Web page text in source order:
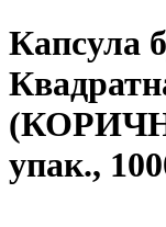
Капсула
упак.,